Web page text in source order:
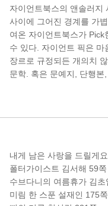
자이언트북스의 앤솔러지
사이에 그어진 경계를 가
여온 자이언트북스가
수 있다. 자이언트 픽은 마
장르로 규정되든 개의치
문학. 혹은 문예지, 단행본,
내게 남은 사랑을 드릴게
폴터가이스트 김서해 59쪽
수브다니의 여름휴가 김초
미림 한 스푼 설재인 175쪽